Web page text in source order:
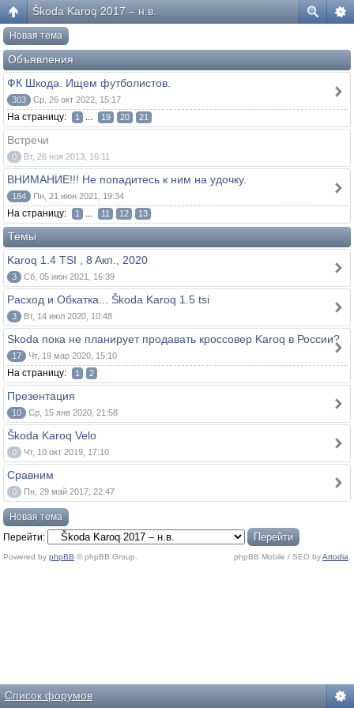
Škoda Karoq 2017 – н.в.
Новая тема
Объявления
ФК Шкода. Ищем футболистов.
303 Ср, 26 окт 2022, 15:17
На страницу: 1 ... 19 20 21
Встречи
0 Вт, 26 ноя 2013, 16:11
ВНИМАНИЕ!!! Не попадитесь к ним на удочку.
184 Пн, 21 июн 2021, 19:34
На страницу: 1 ... 11 12 13
Темы
Karoq 1.4 TSI , 8 Aкп., 2020
3 Сб, 05 июн 2021, 16:39
Расход и Обкатка... Škoda Karoq 1.5 tsi
3 Вт, 14 июл 2020, 10:48
Skoda пока не планирует продавать кроссовер Karoq в России?
17 Чт, 19 мар 2020, 15:10
На страницу: 1 2
Презентация
10 Ср, 15 янв 2020, 21:58
Škoda Karoq Velo
0 Чт, 10 окт 2019, 17:10
Сравним
0 Пн, 29 май 2017, 22:47
Новая тема
Перейти:
Powered by phpBB © phpBB Group. phpBB Mobile / SEO byArtodia
Список форумов